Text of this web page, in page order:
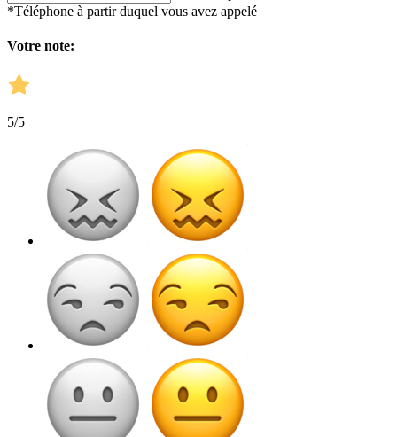
*Téléphone à partir duquel vous avez appelé
Votre note:
5/5